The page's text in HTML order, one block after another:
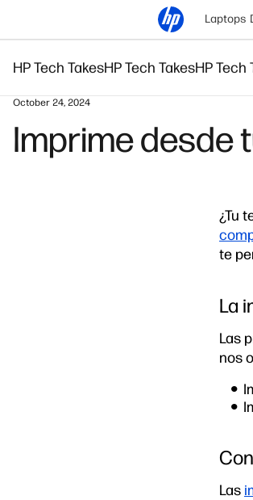
Laptops
HP Tech TakesHP Tech TakesHP Tech
October 24, 2024
Imprime desde
¿Tu
te
La
Las
nos
Las